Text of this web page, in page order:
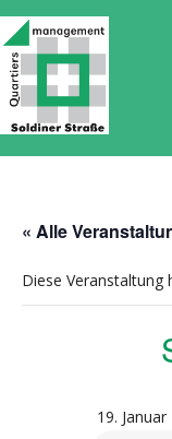
« Alle
Diese Veranstaltung
19.